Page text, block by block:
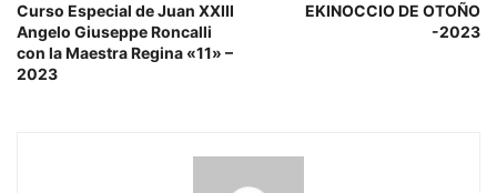
Curso Especial de Juan XXIII
Angelo Giuseppe Roncalli
con la Maestra Regina «11» –
2023
EKINOCCIO DE OTOÑO
-2023